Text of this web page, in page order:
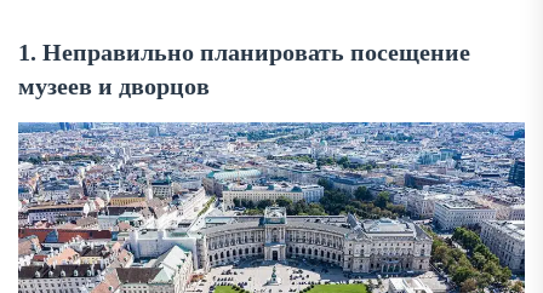
1. Неправильно планировать посещение
музеев и дворцов